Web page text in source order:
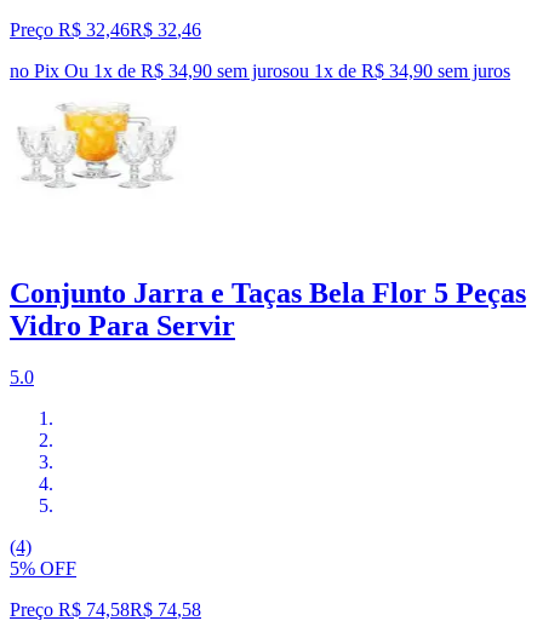
Preço R$ 32,46R$ 32,46
no Pix Ou 1x de R$ 34,90 sem jurosou 1x de R$ 34,90 sem juros
Conjunto Jarra e Taças Bela Flor 5 Peças
Vidro Para Servir
5.0
(4)
5% OFF
Preço R$ 74,58R$ 74,58